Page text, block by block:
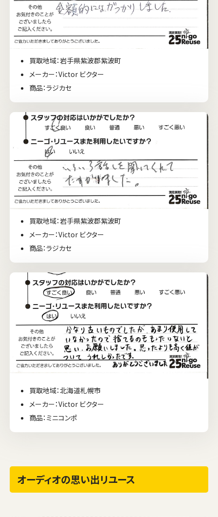
買取地域：岩手県紫波郡紫波町
メーカー：Victor ビクター
商品：ラジカセ
買取地域：岩手県紫波郡紫波町
メーカー：Victor ビクター
商品：ラジカセ
買取地域：北海道札幌市
メーカー：Victor ビクター
商品：ミニコンポ
オーディオの思い出リユース